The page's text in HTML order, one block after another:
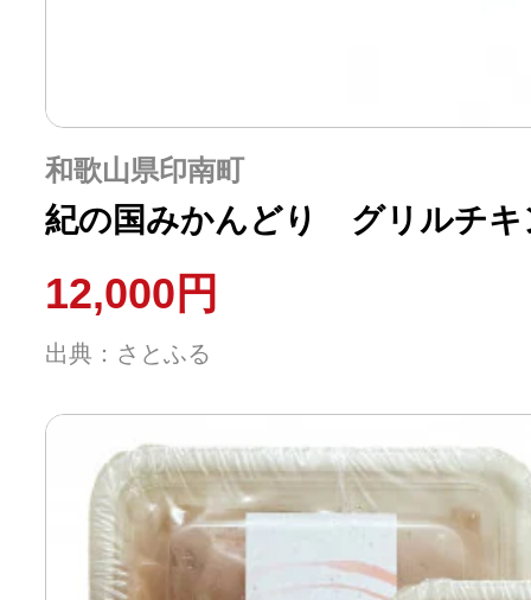
和歌山県印南町
紀の国みかんどり グリルチキ
12,000円
出典：さとふる